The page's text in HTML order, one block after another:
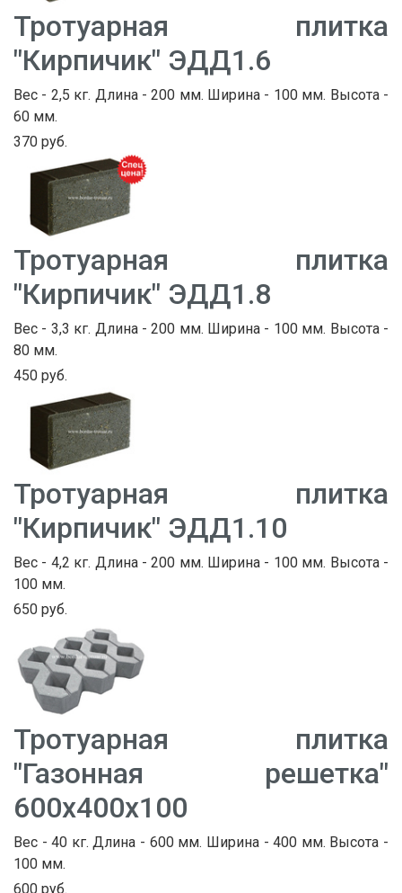
Тротуарная плитка
"Кирпичик" ЭДД1.6
Вес - 2,5 кг. Длина - 200 мм. Ширина - 100 мм. Высота -
60 мм.
370 руб.
Тротуарная плитка
"Кирпичик" ЭДД1.8
Вес - 3,3 кг. Длина - 200 мм. Ширина - 100 мм. Высота -
80 мм.
450 руб.
Тротуарная плитка
"Кирпичик" ЭДД1.10
Вес - 4,2 кг. Длина - 200 мм. Ширина - 100 мм. Высота -
100 мм.
650 руб.
Тротуарная плитка
"Газонная решетка"
600х400х100
Вес - 40 кг. Длина - 600 мм. Ширина - 400 мм. Высота -
100 мм.
600 руб.